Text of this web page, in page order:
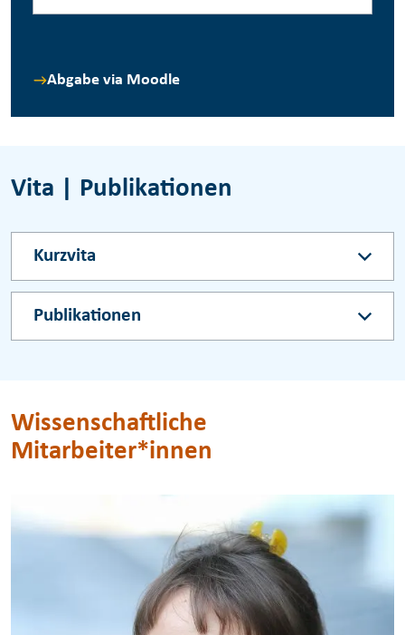
Abgabe via Moodle
Vita | Publikationen
Kurzvita
Publikationen
Wissenschaftliche
Mitarbeiter*innen